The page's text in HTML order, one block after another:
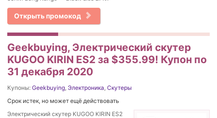
Открыть промокод
Geekbuying, Электрический скутер
KUGOO KIRIN ES2 за $355.99! Купон по
31 декабря 2020
Купоны: Geekbuying, Электроника, Скутеры
Срок истек, но может ещё действовать
Электрический скутер KUGOO KIRIN ES2